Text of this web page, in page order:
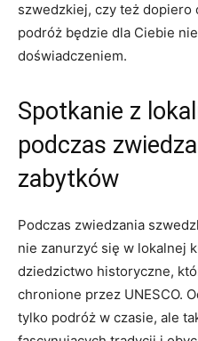
szwedzkiej,⁤ czy też dopiero
podróż będzie dla Ciebie
doświadczeniem.
Spotkanie z
podczas
‌zabytków
Podczas zwiedzania​
nie zanurzyć się w lokalnej
dziedzictwo historyczne,
chronione‌ przez UNESCO.
tylko podróż w czasie, ⁣ale